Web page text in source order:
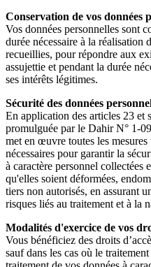
Conservation de vos données
Vos données personnelles sont
durée nécessaire à la réalisation
recueillies, pour répondre aux
assujettie et pendant la durée
ses intérêts légitimes.
Sécurité des données
En application des articles 23 et
promulguée par le Dahir N° 1-
met en œuvre toutes les
nécessaires pour garantir la
à caractère personnel collectées
qu'elles soient déformées,
tiers non autorisés, en assurant
risques liés au traitement et à la
Modalités d'exercice de vos
Vous bénéficiez des droits
sauf dans les cas où le